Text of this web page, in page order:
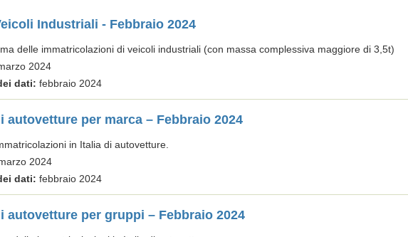
Industriali - Febbraio 2024
delle immatricolazioni di veicoli industriali (con massa complessiva maggiore di 3,5t)
2024
dati: febbraio 2024
autovetture per marca – Febbraio 2024
in Italia di autovetture.
2024
dati: febbraio 2024
autovetture per gruppi – Febbraio 2024